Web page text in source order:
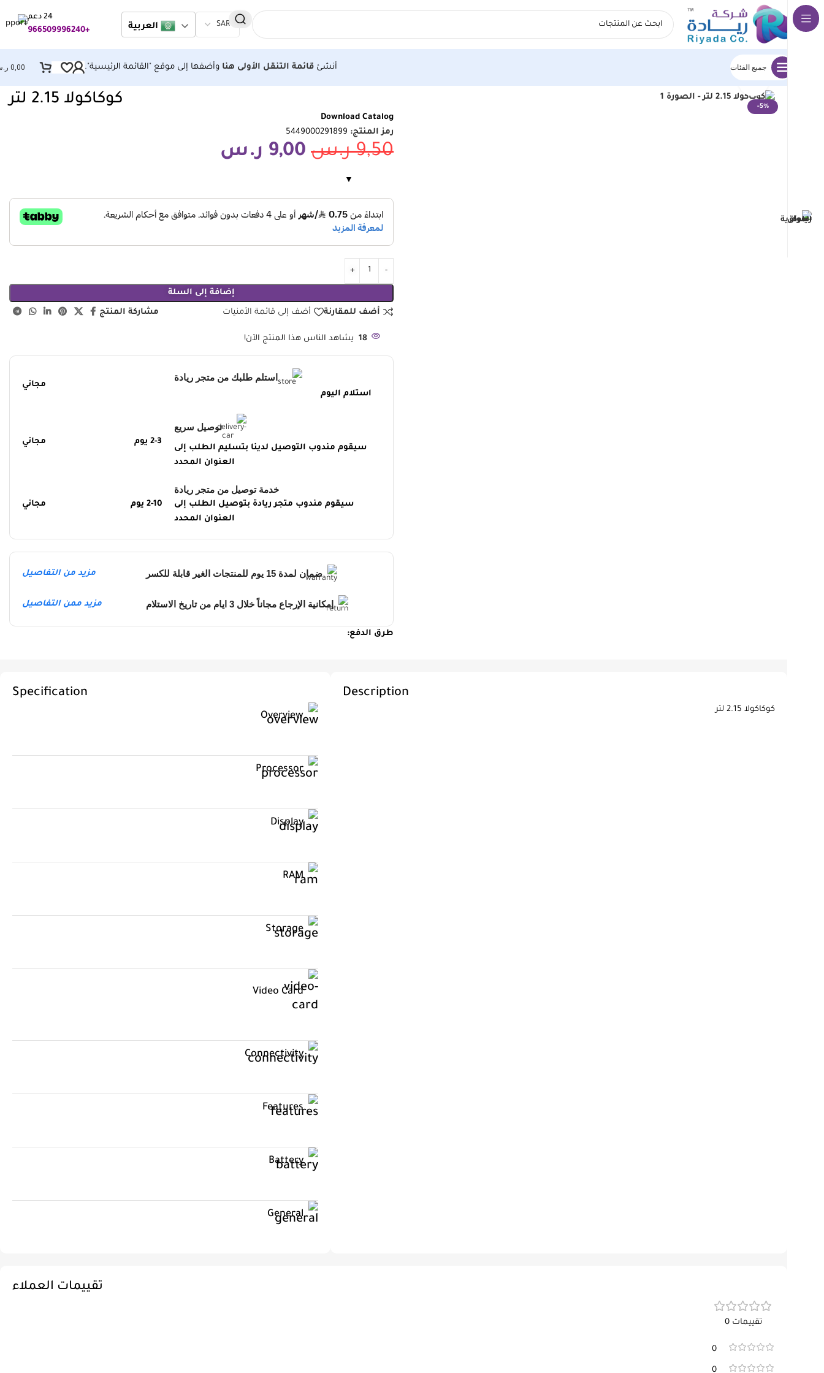
العربية
24 دعم
+966509996240
جميع الفئات أنشئ قائمة التنقل الأولى هنا وأضفها إلى موقع "القائمة الرئيسية". 0,00
الرئيسية اسواق ريادة المركزية
-5%
انقر للتكبير
كوكاكولا 2.15 لتر
Download Catalog
رمز المنتج: 5449000291899
9,50 ر.س 9,00 ر.س
إضافة إلى السلة
أضف للمقارنة أضف إلى قائمة الأمنيات مشاركة المنتج
18 يشاهد الناس هذا المنتج الآن!
استلم طلبك من متجر ريادة
استلام اليوم
مجاني
توصيل سريع
سيقوم مندوب التوصيل لدينا بتسليم الطلب إلى
العنوان المحدد
2-3 يوم مجاني
خدمة توصيل من متجر ريادة
سيقوم مندوب متجر ريادة بتوصيل الطلب إلى
العنوان المحدد
2-10 يوم مجاني
ضمان لمدة 15 يوم للمنتجات الغير قابلة للكسر مزيد من التفاصيل
إمكانية الإرجاع مجاناً خلال 3 ايام من تاريخ الاستلام مزيد ممن التفاصيل
طرق الدفع:
Description
كوكاكولا 2.15 لتر
Specification
Overview
Processor
Display
RAM
Storage
Video Card
Connectivity
Features
Battery
General
تقييمات العملاء
تقييمات 0
0
0